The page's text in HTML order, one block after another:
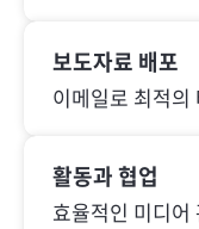
보도자료 배포
이메일로 최적의
활동과 협업
효율적인 미디어